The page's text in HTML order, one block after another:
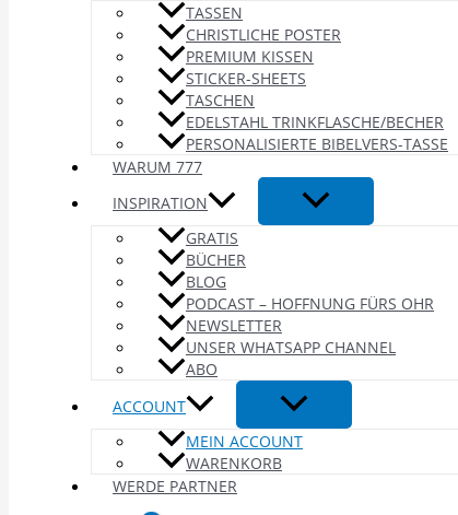
TASSEN
CHRISTLICHE POSTER
PREMIUM KISSEN
STICKER-SHEETS
TASCHEN
EDELSTAHL TRINKFLASCHE/BECHER
PERSONALISIERTE BIBELVERS-TASSE
WARUM 777
INSPIRATION
GRATIS
BÜCHER
BLOG
PODCAST – HOFFNUNG FÜRS OHR
NEWSLETTER
UNSER WHATSAPP CHANNEL
ABO
ACCOUNT
MEIN ACCOUNT
WARENKORB
WERDE PARTNER